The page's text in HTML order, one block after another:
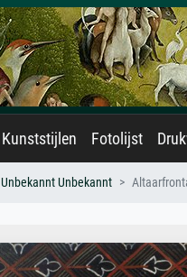
Kunststijlen Fotolijst
Unbekannt Unbekannt